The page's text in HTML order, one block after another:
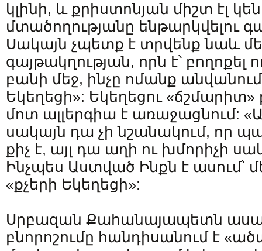
կլինի, և քրիստոնյան միշտ էլ
մտածողությանը ենթարկվելու
Սակայն չպետք է տրվենք նաև
գայթակղության, որն է՝
բանի մեջ, ինչը ոմանք
Եկեղեցի»: Եկեղեցու «ճշմարիտ»
մոտ ալլերգիա է առաջացնում:
սակայն դա չի նշանակում, որ
քիչ է, այլ դա աղի ու խմորիչի
Ինչպես Աստված Ինքն է ասում՝
«քչերի Եկեղեցի»:
Սրբազան Քահանայապետն
բնորոշումը հանդիսանում է